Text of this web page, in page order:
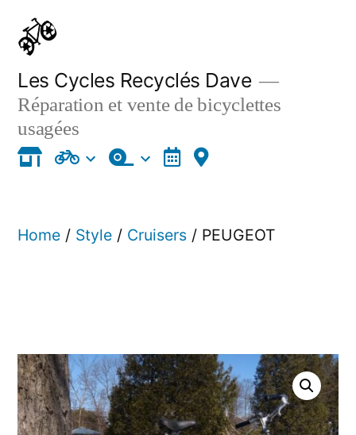
content
Les Cycles Recyclés Dave
Réparation et vente de bicyclettes
usagées
Home / Style / Cruisers / PEUGEOT